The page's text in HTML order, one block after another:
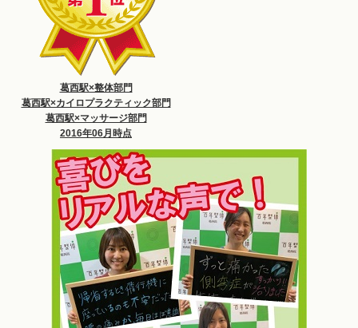
葛西駅×整体部門
葛西駅×カイロプラクティック部門
葛西駅×マッサージ部門
2016年06月時点